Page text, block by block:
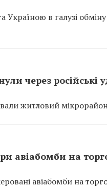
Україною в галузі
через російські
житловий
авіабомби на
авіабомби на